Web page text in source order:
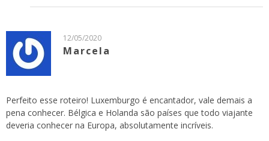
12/05/2020
Marcela
Perfeito esse roteiro! Luxemburgo é encantador, vale demais a
pena conhecer. Bélgica e Holanda são países que todo viajante
deveria conhecer na Europa, absolutamente incríveis.